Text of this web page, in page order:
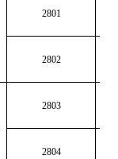
2801
2802
2803
2804